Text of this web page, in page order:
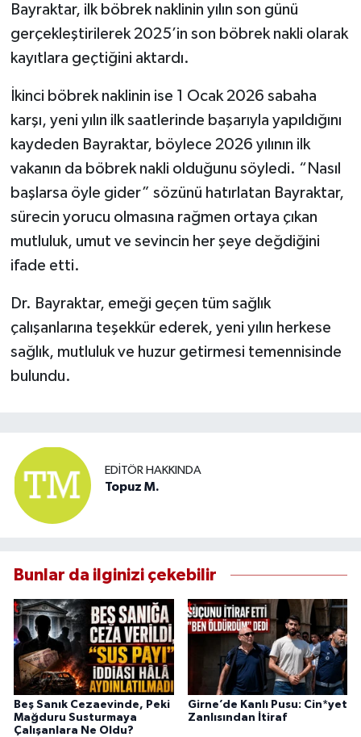
Bayraktar, ilk böbrek naklinin yılın son günü
gerçekleştirilerek 2025’in son böbrek nakli olarak
kayıtlara geçtiğini aktardı.
İkinci böbrek naklinin ise 1 Ocak 2026 sabaha
karşı, yeni yılın ilk saatlerinde başarıyla yapıldığını
kaydeden Bayraktar, böylece 2026 yılının ilk
vakanın da böbrek nakli olduğunu söyledi. “Nasıl
başlarsa öyle gider” sözünü hatırlatan Bayraktar,
sürecin yorucu olmasına rağmen ortaya çıkan
mutluluk, umut ve sevincin her şeye değdiğini
ifade etti.
Dr. Bayraktar, emeği geçen tüm sağlık
çalışanlarına teşekkür ederek, yeni yılın herkese
sağlık, mutluluk ve huzur getirmesi temennisinde
bulundu.
EDITÖR HAKKINDA
Topuz M.
Bunlar da ilginizi çekebilir
Beş Sanık Cezaevinde, Peki
Mağduru Susturmaya
Çalışanlara Ne Oldu?
Girne’de Kanlı Pusu: Cin*yet
Zanlısından İtiraf